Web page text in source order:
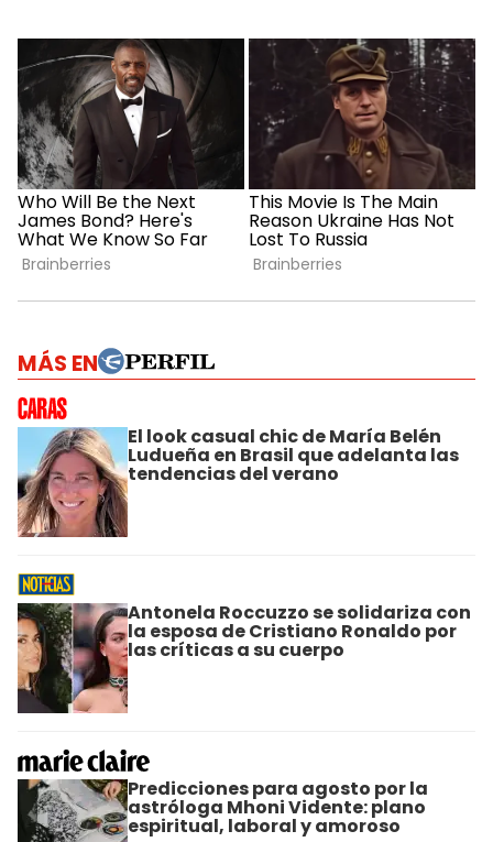
MÁS EN
El look casual chic de María Belén
Ludueña en Brasil que adelanta las
tendencias del verano
Antonela Roccuzzo se solidariza con
la esposa de Cristiano Ronaldo por
las críticas a su cuerpo
Predicciones para agosto por la
astróloga Mhoni Vidente: plano
espiritual, laboral y amoroso